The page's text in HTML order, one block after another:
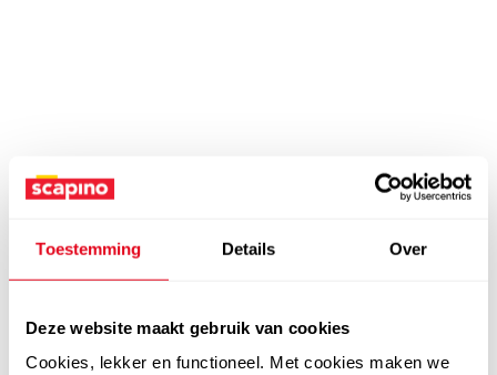
Toestemming Details Over
Deze website maakt gebruik van cookies
Cookies, lekker en functioneel. Met cookies maken we